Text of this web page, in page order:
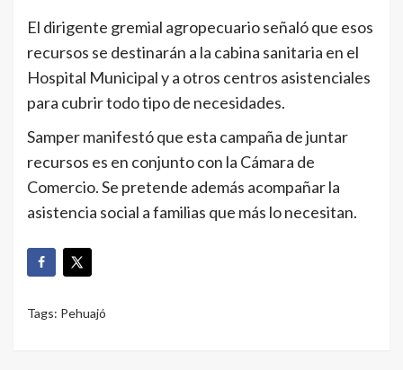
El dirigente gremial agropecuario señaló que esos
recursos se destinarán a la cabina sanitaria en el
Hospital Municipal y a otros centros asistenciales
para cubrir todo tipo de necesidades.
Samper manifestó que esta campaña de juntar
recursos es en conjunto con la Cámara de
Comercio. Se pretende además acompañar la
asistencia social a familias que más lo necesitan.
Tags: Pehuajó